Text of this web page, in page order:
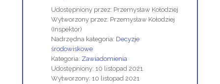
Udostępniony przez: Przemysław Kołodziej
Wytworzony przez: Przemysław Kołodziej
(Inspektor)
Nadrzędna kategoria: Decyzje
środowiskowe
Kategoria: Zawiadomienia
Udostępniony: 10 listopad 2021
Wytworzony: 10 listopad 2021